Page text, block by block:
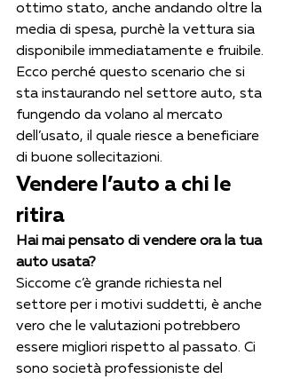
ottimo stato, anche andando oltre la
media di spesa, purchè la vettura sia
disponibile immediatamente e fruibile.
Ecco perché questo scenario che si
sta instaurando nel settore auto, sta
fungendo da volano al mercato
dell’usato, il quale riesce a beneficiare
di buone sollecitazioni.
Vendere l’auto a chi le
ritira
Hai mai pensato di vendere ora la tua
auto usata?
Siccome c’è grande richiesta nel
settore per i motivi suddetti, è anche
vero che le valutazioni potrebbero
essere migliori rispetto al passato. Ci
sono società professioniste del